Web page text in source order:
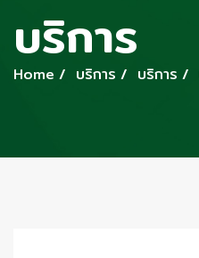
บริการ
Home บริการ บริการ